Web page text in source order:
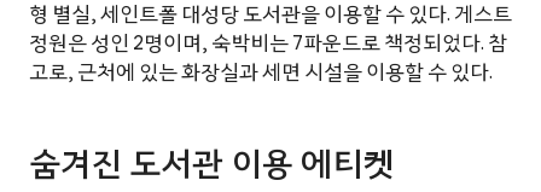
형 별실, 세인트폴 대성당 도서관을 이용할 수 있다. 게스트
정원은 성인 2명이며, 숙박비는 7파운드로 책정되었다. 참
고로, 근처에 있는 화장실과 세면 시설을 이용할 수 있다.
숨겨진 도서관 이용 에티켓